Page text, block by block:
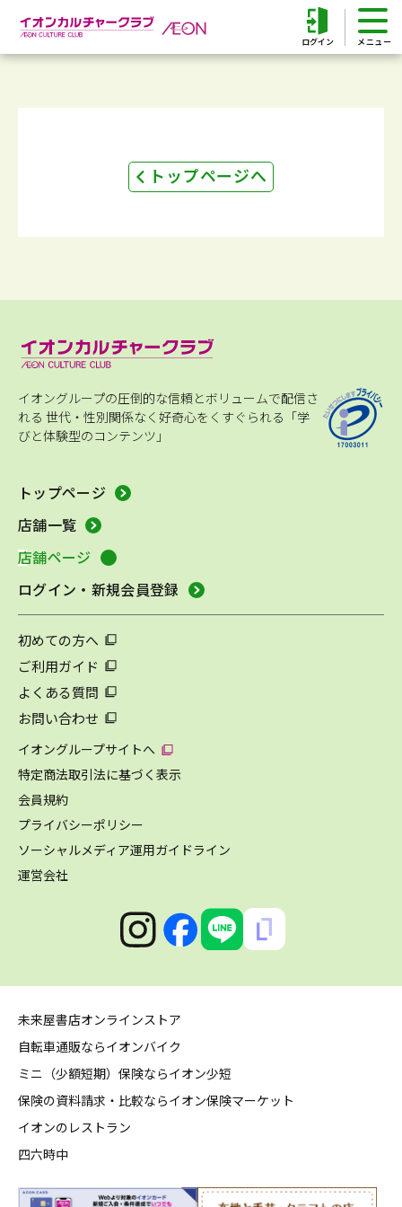
ログイン
トップページへ
イオングループの圧倒的な信頼とボリュームで配信さ
れる 世代・性別関係なく好奇心をくすぐられる「学
びと体験型のコンテンツ」
トップページ
店舗一覧
店舗ページ
ログイン・新規会員登録
初めての方へ
ご利用ガイド
よくある質問
お問い合わせ
イオングループサイトへ
特定商法取引法に基づく表示
会員規約
プライバシーポリシー
ソーシャルメディア運用ガイドライン
運営会社
未来屋書店オンラインストア
自転車通販ならイオンバイク
ミニ（少額短期）保険ならイオン少短
保険の資料請求・比較ならイオン保険マーケット
イオンのレストラン
四六時中